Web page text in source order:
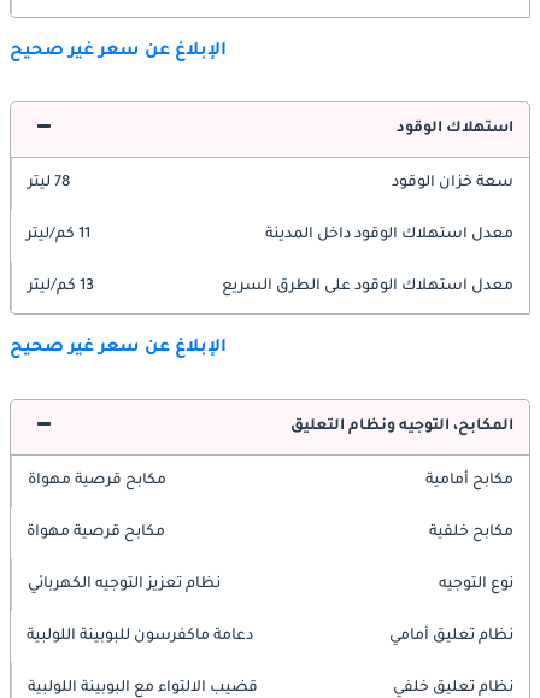
الإبلاغ عن سعر غير صحيح
استهلاك الوقود
سعة خزان الوقود 78 ليتر
معدل استهلاك الوقود داخل المدينة 11 كم/ليتر
معدل استهلاك الوقود على الطرق السريع 13 كم/ليتر
الإبلاغ عن سعر غير صحيح
المكابح، التوجيه ونظام التعليق
مكابح أمامية مكابح قرصية مهواة
مكابح خلفية مكابح قرصية مهواة
نوع التوجيه نظام تعزيز التوجيه الكهربائي
نظام تعليق أمامي دعامة ماكفرسون للبوبينة اللولبية
نظام تعليق خلفي قضيب الالتواء مع البوبينة اللولبية